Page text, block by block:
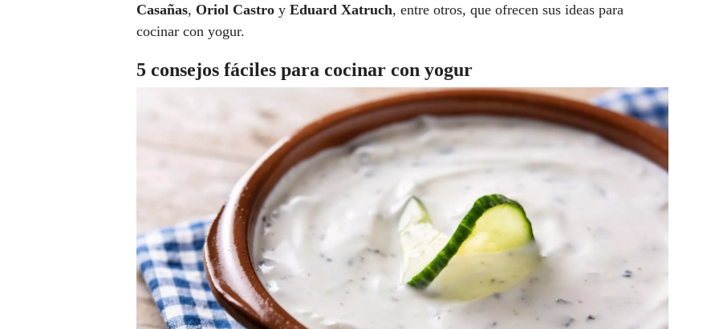
Casañas, Oriol Castro y Eduard Xatruch, entre otros, que ofrecen sus ideas para
cocinar con yogur.
5 consejos fáciles para cocinar con yogur